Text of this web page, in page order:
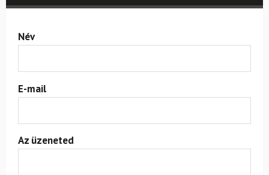
Név
E-mail
Az üzeneted